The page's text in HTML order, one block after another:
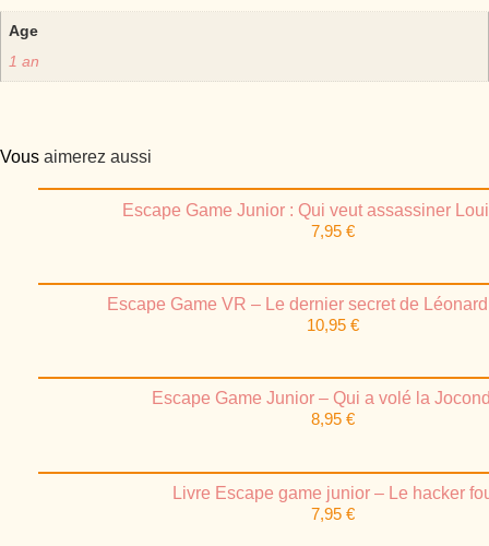
Age
1 an
Vous aimerez aussi
Escape Game Junior : Qui veut assassiner
7,95 €
Escape Game VR – Le dernier secret de
10,95 €
Escape Game Junior – Qui a volé la
8,95 €
Livre Escape game junior – Le hacker
7,95 €